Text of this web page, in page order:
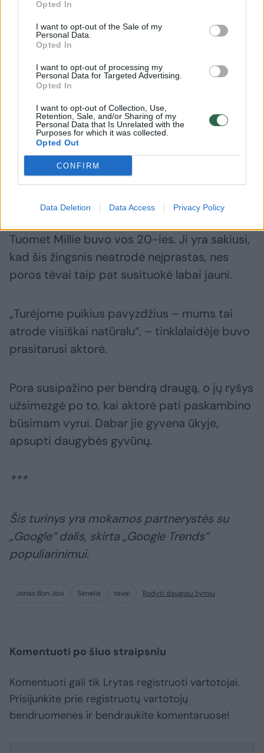
Opted In
I want to opt-out of the Sale of my
Personal Data.
Opted In
I want to opt-out of processing my
Personal Data for Targeted Advertising.
Opted In
I want to opt-out of Collection, Use,
Retention, Sale, and/or Sharing of my
Personal Data that Is Unrelated with the
Purposes for which it was collected.
Opted Out
CONFIRM
Data Deletion Data Access Privacy Policy
39-erių Amber Heard
pranešė netikėtą žinią:
žvaigždė sūpuoja dvynukus
Tuomet Millie buvo vos 20-ies. Ji yra sakiusi,
kad šis žingsnis neatrodė neįprastas, nes
poros tėvai taip pat susituokė labai jauni.
„Turėjome puikius pavyzdžius – mums tai
atrodė visiškai natūralu“, – tinklalaidėje buvo
prasitarusi aktorė.
Pora susipažino per bendrą draugą, o jų ryšys
užsimezgė po to, kai aktorė pati paskambino
būsimam vyrui. Dabar jie gyvena ūkyje,
apsupti daugybės gyvūnų.
***
Šis turinys yra mokamos partnerystės su
„Google“ dalis, skirta „Google Trends“
populiarinimui.
Jonas Bon Jovi Senelis tėvai Rodyti daugiau žymių
Komentuoti po šiuo straipsniu
Komentuoti gali tik Lrytas registruoti vartotojai.
Prisijunkite prie registruotų vartotojų
bendruomenės ir bendraukite komentaruose!